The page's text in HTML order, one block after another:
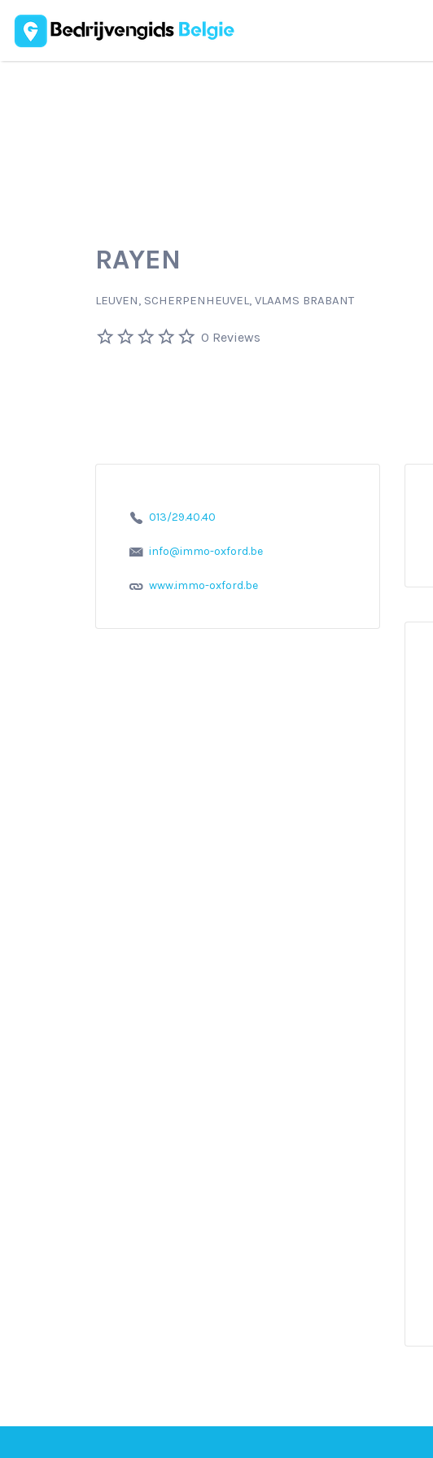
Zoek
naar:
RAYEN
LEUVEN, SCHERPENHEUVEL, VLAAMS BRABANT
0 Reviews
013/29.40.40
info@immo-oxford.be
www.immo-oxford.be